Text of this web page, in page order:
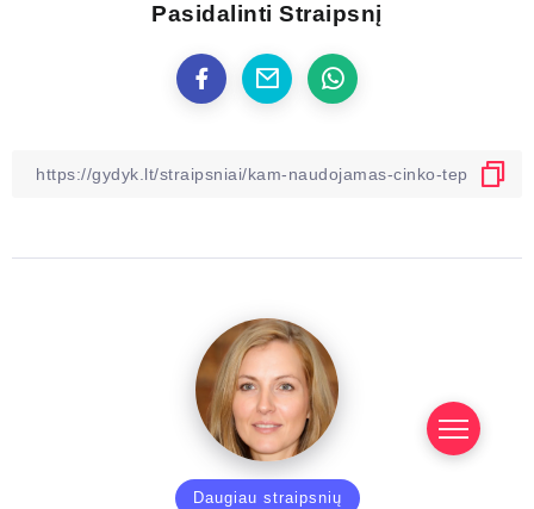
Pasidalinti Straipsnį
Daugiau straipsnių